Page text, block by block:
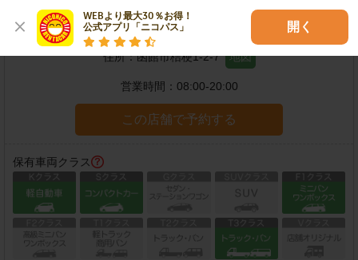
WEBより最大30％お得！
公式アプリ「ニコパス」
開く
函館桔梗店
住所：函館市桔梗1-2-7 地図
営業時間： 08:00-20:00
この店舗で予約する
保有車両クラス